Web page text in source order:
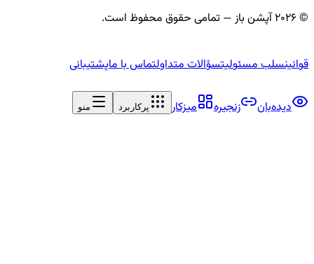
©
2026آپشن باز — تمامی حقوق محفوظ است.
قوانینسلب مسئولیتسؤالات متداولتماس با ماپشتیبانی
دیده‌بان زنجیره میزکار پرکاربرد منو